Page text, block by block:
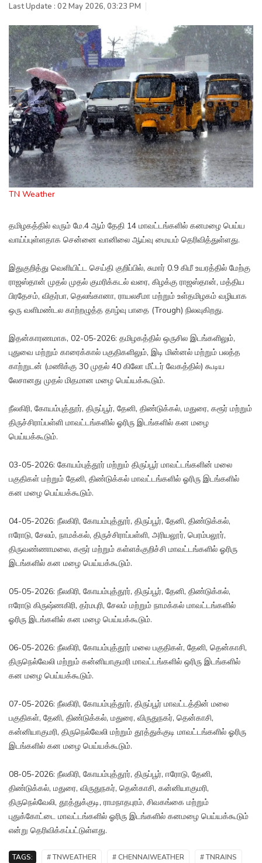
Last Update : 02 May 2026, 03:23 PM
TN Weather
தமிழகத்தில் வரும் மே.4 ஆம் தேதி 14 மாவட்டங்களில் கனமழை பெய்ய
வாய்ப்புள்ளதாக சென்னை வானிலை ஆய்வு மையம் தெரிவித்துள்ளது.
இதுகுறித்து வெளியிட்ட செய்தி குறிப்பில், சுமார் 0.9 கிமீ உயரத்தில் மேற்கு
ராஜஸ்தான் முதல் முதல் குமரிக்கடல் வரை, கிழக்கு ராஜஸ்தான், மத்திய
பிரதேசம், விதர்பா, தெலங்கானா, ராயலசீமா மற்றும் உள்தமிழகம் வழியாக
ஒரு வளிமண்டல காற்றழுத்த தாழ்வு பாதை (Trough) நிலவுகிறது.
இதன்காரணமாக, 02-05-2026: தமிழகத்தில் ஒருசில இடங்களிலும்,
புதுவை மற்றும் காரைக்கால் பகுதிகளிலும், இடி மின்னல் மற்றும் பலத்த
காற்றுடன் (மணிக்கு 30 முதல் 40 கிலோ மீட்டர் வேகத்தில்) கூடிய
லேசானது முதல் மிதமான மழை பெய்யக்கூடும்.
நீலகிரி, கோயம்புத்தூர், திருப்பூர், தேனி, திண்டுக்கல், மதுரை, கரூர் மற்றும்
திருச்சிராப்பள்ளி மாவட்டங்களில் ஓரிரு இடங்களில் கன மழை
பெய்யக்கூடும்.
03-05-2026: கோயம்புத்தூர் மற்றும் திருப்பூர் மாவட்டங்களின் மலை
பகுதிகள் மற்றும் தேனி, திண்டுக்கல் மாவட்டங்களில் ஓரிரு இடங்களில்
கன மழை பெய்யக்கூடும்.
04-05-2026: நீலகிரி, கோயம்புத்தூர், திருப்பூர், தேனி, திண்டுக்கல்,
ஈரோடு, சேலம், நாமக்கல், திருச்சிராப்பள்ளி, அரியலூர், பெரம்பலூர்,
திருவண்ணாமலை, கரூர் மற்றும் கள்ளக்குறிச்சி மாவட்டங்களில் ஓரிரு
இடங்களில் கன மழை பெய்யக்கூடும்.
05-05-2026: நீலகிரி, கோயம்புத்தூர், திருப்பூர், தேனி, திண்டுக்கல்,
ஈரோடு கிருஷ்ணகிரி, தர்மபுரி, சேலம் மற்றும் நாமக்கல் மாவட்டங்களில்
ஓரிரு இடங்களில் கன மழை பெய்யக்கூடும்.
06-05-2026: நீலகிரி, கோயம்புத்தூர் மலை பகுதிகள், தேனி, தென்காசி,
திருநெல்வேலி மற்றும் கன்னியாகுமரி மாவட்டங்களில் ஒரிரு இடங்களில்
கன மழை பெய்யக்கூடும்.
07-05-2026: நீலகிரி, கோயம்புத்தூர், திருப்பூர் மாவட்டத்தின் மலை
பகுதிகள், தேனி, திண்டுக்கல், மதுரை, விருதுநகர், தென்காசி,
கன்னியாகுமரி, திருநெல்வேலி மற்றும் தூத்துக்குடி மாவட்டங்களில் ஓரிரு
இடங்களில் கன மழை பெய்யக்கூடும்.
08-05-2026: நீலகிரி, கோயம்புத்தூர், திருப்பூர், ஈரோடு, தேனி,
திண்டுக்கல், மதுரை, விருதுநகர், தென்காசி, கன்னியாகுமரி,
திருநெல்வேலி, தூத்துக்குடி, ராமநாதபுரம், சிவகங்கை மற்றும்
புதுக்கோட்டை மாவட்டங்களில் ஓரிரு இடங்களில் கனமழை பெய்யக்கூடும்
என்று தெரிவிக்கப்பட்டுள்ளது.
TAGS: # TNWEATHER # CHENNAIWEATHER # TNRAINS